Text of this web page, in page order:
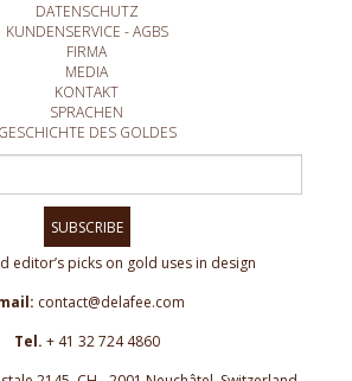
DATENSCHUTZ
KUNDENSERVICE - AGBS
FIRMA
MEDIA
KONTAKT
SPRACHEN
GESCHICHTE DES GOLDES
SUBSCRIBE
editor’s picks on gold uses in design
contact@delafee.com
Tel. + 41 32 724 4860